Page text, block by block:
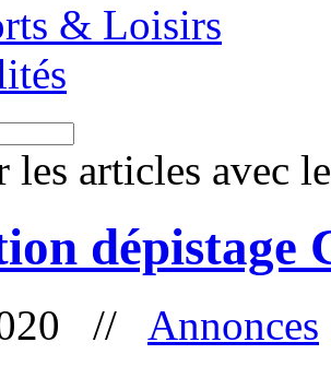
& Loisirs
les articles avec
dépistage
// Annonces